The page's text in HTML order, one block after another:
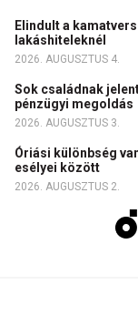
Elindult a
lakáshiteleknél
2026. AUGUSZTUS 4.
Sok családnak
pénzügyi megoldás
2026. AUGUSZTUS 3.
Óriási különbség
esélyei között
2026. AUGUSZTUS 2.